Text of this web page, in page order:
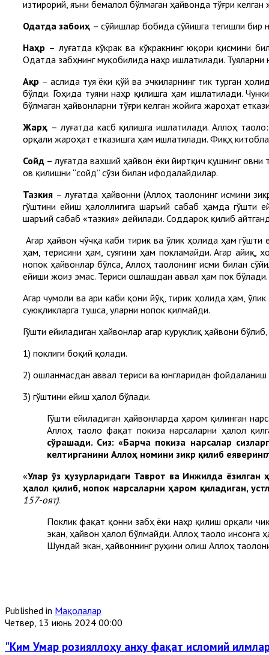
изтирорий, яъни бемалол бўлмаган ҳайвонда тўғри
Одатда забоиҳ – сўйишлар бобида сўйишга тегишли бир
Наҳр – луғатда кўкрак ва кўкракнинг юқори қисмини
Одатда забҳнинг муқобилида наҳр ишлатилади. Туяларни
Ақр – аслида туя ёки қўй ва эчкиларнинг тик турган
бўлди. Гоҳида туяни наҳр қилишга ҳам ишлатилади.
бўлмаган ҳайвонларни тўғри келган жойига жароҳат
Жарҳ – луғатда касб қилишга ишлатилади. Аллоҳ
орқали жароҳат етказишга ҳам ишлатилади. Фиқҳ
Сойд – луғатда вахший ҳайвон ёки йиртқич қушнинг
ов қилишни “сойд” сўзи билан ифодалайдилар.
Тазкия – луғатда ҳайвонни (Аллоҳ таолонинг исмини
гўштини ейиш ҳалоллигига шаръий сабаб ҳамда гўшти
шаръий сабаб «тазкия» дейилади. Соддароқ қилиб
Агар ҳайвон чўчқа каби тирик ва ўлик ҳолида ҳам
ҳам, терисини ҳам, суягини ҳам покламайди. Агар айиқ,
нопок ҳайвонлар бўлса, Аллоҳ таолонинг исми билан
ейиши жоиз эмас. Териси ошлашдан аввал ҳам пок бўлади.
Агар чумоли ва ари каби қони йўқ, тирик ҳолида ҳам,
суюқликларга тушса, уларни нопок қилмайди.
Гўшти ейиладиган ҳайвонлар агар қуруқлиқ ҳайвони
1) поклиги боқий қолади.
2) ошланмасдан аввал териси ва юнгларидан
3) гўштини ейиш ҳалол бўлади.
Гўшти ейиладиган ҳайвонларда ҳаром қилинган
Аллоҳ таоло фақат покиза нарсаларни ҳалол
сўрашади. Сиз: «Барча покиза нарсалар
келтирганини Аллоҳ номини зикр қилиб
«Улар ўз ҳузурларидаги Таврот ва Инжилда
ҳалол қилиб, нопок нарсаларни ҳаром қиладиган,
157-оят).
Поклик фақат қонни забҳ ёки наҳр қилиш орқали
экан, ҳайвон ҳалол бўлмайди. Аллоҳ таоло инсонга
Шундай экан, ҳайвоннинг руҳини олиш Аллоҳ
Published in Мақолалар
Четвер, 13 июнь 2024 00:00
"Ким Умар розияллоҳу анҳу фақат исломий